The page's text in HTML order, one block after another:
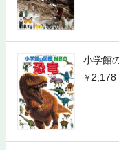
小学館
2,178